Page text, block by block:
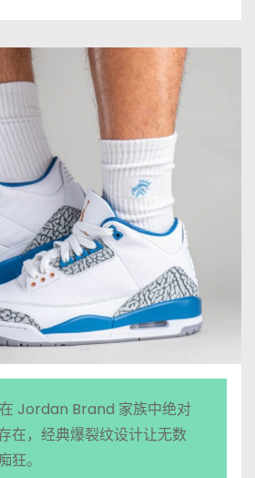
Jordan Brand 家族中绝对
在，经典爆裂纹设计让无数
狂。